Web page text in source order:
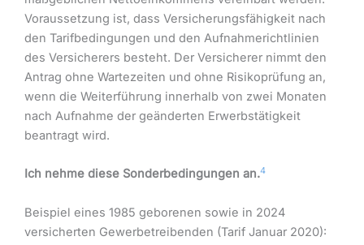
Voraussetzung ist, dass Versicherungsfähigkeit nach
den Tarifbedingungen und den Aufnahmerichtlinien
des Versicherers besteht. Der Versicherer nimmt den
Antrag ohne Wartezeiten und ohne Risikoprüfung an,
wenn die Weiterführung innerhalb von zwei Monaten
nach Aufnahme der geänderten Erwerbstätigkeit
beantragt wird.
Ich nehme diese Sonderbedingungen an.4
Beispiel eines 1985 geborenen sowie in 2024
versicherten Gewerbetreibenden (Tarif Januar 2020):